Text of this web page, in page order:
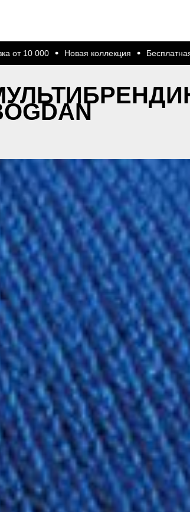
Бесплатная доставка от 10 000 Новая